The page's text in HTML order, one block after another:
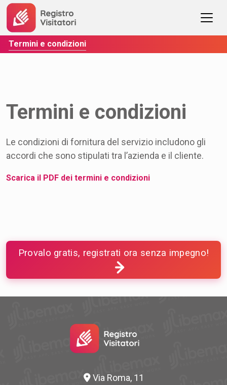
Termini e condizioni
Termini e condizioni
Le condizioni di fornitura del servizio includono gli
accordi che sono stipulati tra l’azienda e il cliente.
Scarica il PDF dei termini e condizioni
Provalo gratis, registrati ora senza impegno!
Via Roma, 11